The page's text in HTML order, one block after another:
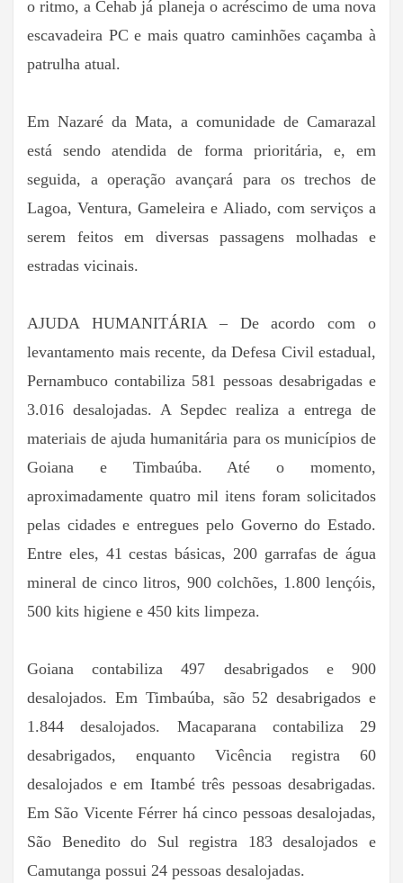
o ritmo, a Cehab já planeja o acréscimo de uma nova
escavadeira PC e mais quatro caminhões caçamba à
patrulha atual.
Em Nazaré da Mata, a comunidade de Camarazal
está sendo atendida de forma prioritária, e, em
seguida, a operação avançará para os trechos de
Lagoa, Ventura, Gameleira e Aliado, com serviços a
serem feitos em diversas passagens molhadas e
estradas vicinais.
AJUDA HUMANITÁRIA – De acordo com o
levantamento mais recente, da Defesa Civil estadual,
Pernambuco contabiliza 581 pessoas desabrigadas e
3.016 desalojadas. A Sepdec realiza a entrega de
materiais de ajuda humanitária para os municípios de
Goiana e Timbaúba. Até o momento,
aproximadamente quatro mil itens foram solicitados
pelas cidades e entregues pelo Governo do Estado.
Entre eles, 41 cestas básicas, 200 garrafas de água
mineral de cinco litros, 900 colchões, 1.800 lençóis,
500 kits higiene e 450 kits limpeza.
Goiana contabiliza 497 desabrigados e 900
desalojados. Em Timbaúba, são 52 desabrigados e
1.844 desalojados. Macaparana contabiliza 29
desabrigados, enquanto Vicência registra 60
desalojados e em Itambé três pessoas desabrigadas.
Em São Vicente Férrer há cinco pessoas desalojadas,
São Benedito do Sul registra 183 desalojados e
Camutanga possui 24 pessoas desalojadas.